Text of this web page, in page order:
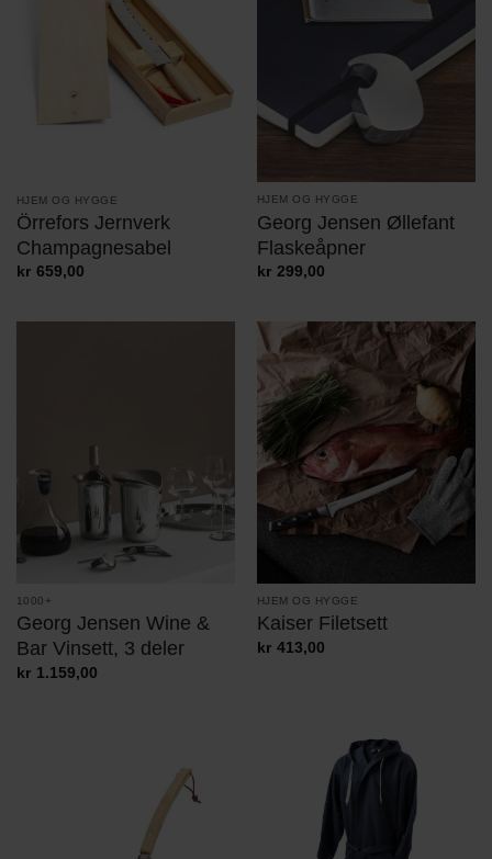
HJEM OG HYGGE
Örrefors Jernverk
Champagnesabel
kr 659,00
HJEM OG HYGGE
Georg Jensen Øllefant
Flaskeåpner
kr 299,00
1000+
Georg Jensen Wine &
Bar Vinsett, 3 deler
kr 1.159,00
HJEM OG HYGGE
Kaiser Filetsett
kr 413,00